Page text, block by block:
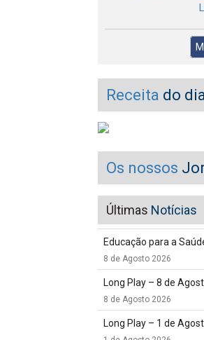
Receita do
Os nossos
Últimas Notícias
Educação para a
8 de Agosto 2026
Long Play – 8 de
8 de Agosto 2026
Long Play – 1 de